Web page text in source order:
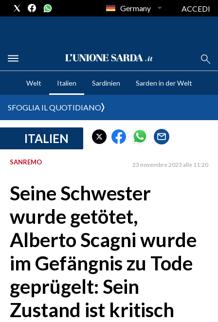
CRONACA SARDEGNA
CAGLIARI
SULCIS IGLESIENTE
MEDIO CAMPIDANO
ORISTANO E PROVINCIA
SASSARI E PROVINCIA
NUORO E PROVINCIA
OGLIASTRA
AGENDA
CRONACA
ITALIA
MONDO
POLITICA
ECONOMIA
Germany ACCEDI
Welt Italien Sardinien Sarden in der Welt
SFOGLIA IL QUOTIDIANO
ITALIEN
SANREMO 23 novembre 2023 alle 11:20
Seine Schwester
wurde getötet,
Alberto Scagni wurde
im Gefängnis zu Tode
geprügelt: Sein
Zustand ist kritisch